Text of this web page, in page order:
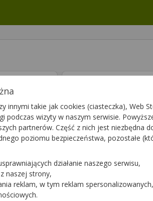
Krem chłodzący
100 g
kosmetyk
innymi takie jak cookies (ciasteczka), Web
podczas wizyty w naszym serwisie.
partnerów. Część z nich jest niezbędna
poziomu bezpieczeństwa, pozostałe
działanie naszego serwisu,
naszej strony,
reklam, w tym reklam spersonalizowanych,